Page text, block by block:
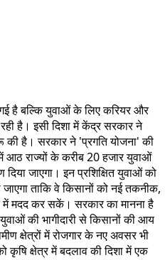
है बल्कि युवाओं के लिए करियर और
है। इसी दिशा में केंद्र सरकार ने
है। सरकार ने 'प्रगति योजना' की
राज्यों के करीब 20 हजार युवाओं
जाएगा। इन प्रशिक्षित युवाओं को
ताकि वे किसानों को नई तकनीक,
मदद कर सकें। सरकार का मानना है
की भागीदारी से किसानों की आय
क्षेत्रों में रोजगार के नए अवसर भी
कृषि क्षेत्र में बदलाव की दिशा में एक